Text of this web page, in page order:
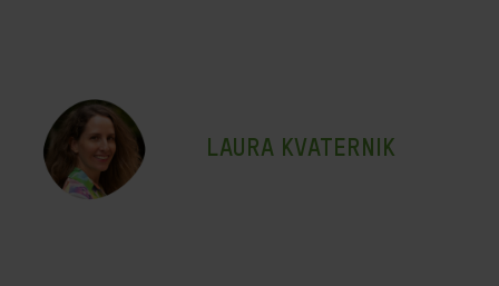
LAURA KVATERNIK